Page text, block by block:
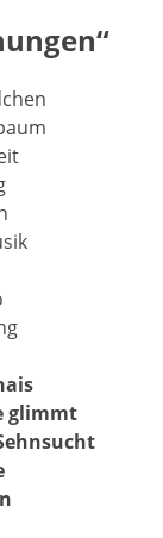
glimmt